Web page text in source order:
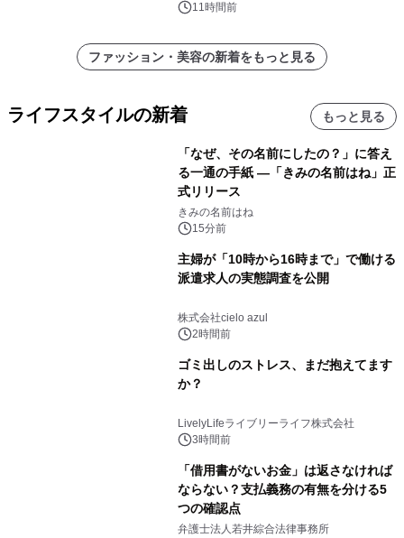
11時間前
ファッション・美容の新着をもっと見る
ライフスタイルの新着 もっと見る
「なぜ、その名前にしたの？」に答え
る一通の手紙 ―「きみの名前はね」正
式リリース
きみの名前はね
15分前
主婦が「10時から16時まで」で働ける
派遣求人の実態調査を公開
株式会社cielo azul
2時間前
ゴミ出しのストレス、まだ抱えてます
か？
LivelyLifeライブリーライフ株式会社
3時間前
「借用書がないお金」は返さなければ
ならない？支払義務の有無を分ける5
つの確認点
弁護士法人若井綜合法律事務所